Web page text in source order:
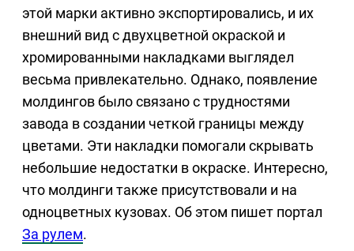
этой марки активно экспортировались, и их
внешний вид с двухцветной окраской и
хромированными накладками выглядел
весьма привлекательно. Однако, появление
молдингов было связано с трудностями
завода в создании четкой границы между
цветами. Эти накладки помогали скрывать
небольшие недостатки в окраске. Интересно,
что молдинги также присутствовали и на
одноцветных кузовах. Об этом пишет портал
За рулем.